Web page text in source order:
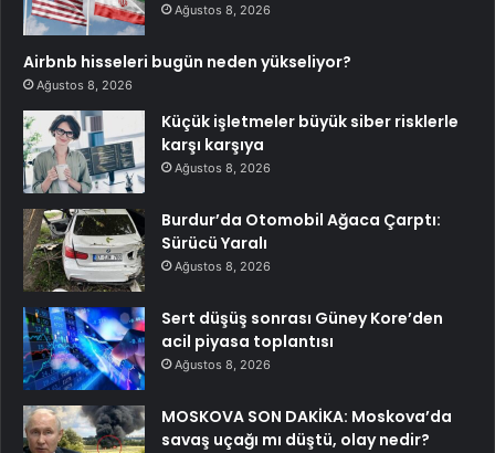
Ağustos 8, 2026
Airbnb hisseleri bugün neden yükseliyor?
Ağustos 8, 2026
Küçük işletmeler büyük siber risklerle
karşı karşıya
Ağustos 8, 2026
Burdur’da Otomobil Ağaca Çarptı:
Sürücü Yaralı
Ağustos 8, 2026
Sert düşüş sonrası Güney Kore’den
acil piyasa toplantısı
Ağustos 8, 2026
MOSKOVA SON DAKİKA: Moskova’da
savaş uçağı mı düştü, olay nedir?